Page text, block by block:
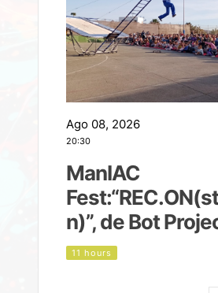
Ago 08, 2026
20:30
ManIAC
n)”, de Bot
11 hours